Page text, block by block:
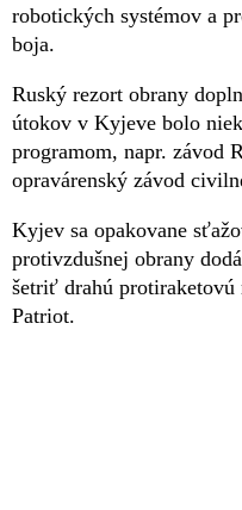
robotických systémov a
boja.
Ruský rezort obrany
útokov v Kyjeve bolo
programom, napr. závod
opravárenský závod
Kyjev sa opakovane
protivzdušnej obrany
šetriť drahú protiraketovú
Patriot.